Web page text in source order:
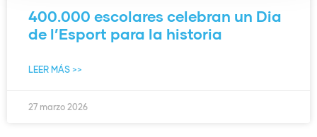
400.000 escolares celebran un Dia
de l’Esport para la historia
LEER MÁS >>
27 marzo 2026